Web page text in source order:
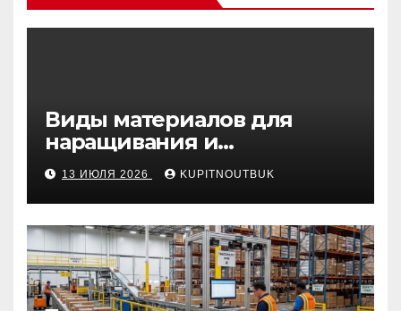
Виды материалов для
наращивания и
моделирования ногтей
13 ИЮЛЯ 2026 KUPITNOUTBUK